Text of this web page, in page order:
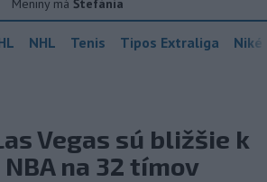
Meniny má Štefánia
NHL Tenis Tipos Extraliga
Vegas sú bližšie k
na 32 tímov